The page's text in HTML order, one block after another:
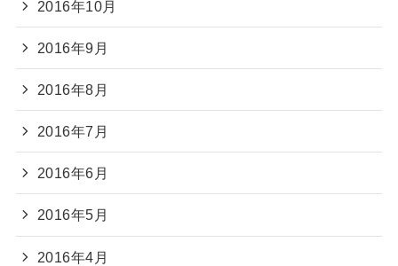
2016年10月
2016年9月
2016年8月
2016年7月
2016年6月
2016年5月
2016年4月